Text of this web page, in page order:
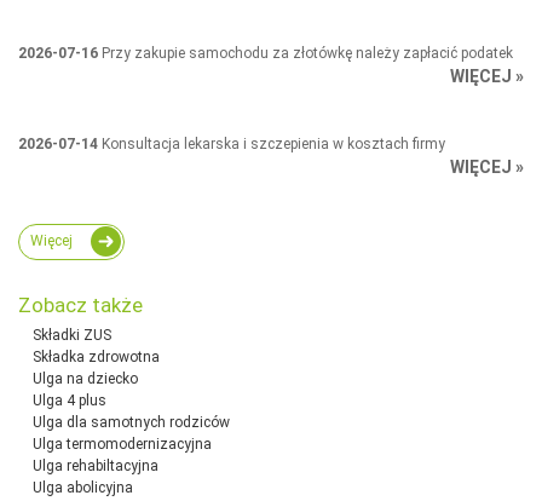
2026-07-16 Przy zakupie samochodu za złotówkę należy zapłacić podatek
WIĘCEJ »
2026-07-14 Konsultacja lekarska i szczepienia w kosztach firmy
WIĘCEJ »
Więcej
Zobacz także
Składki ZUS
Składka zdrowotna
Ulga na dziecko
Ulga 4 plus
Ulga dla samotnych rodziców
Ulga termomodernizacyjna
Ulga rehabiltacyjna
Ulga abolicyjna